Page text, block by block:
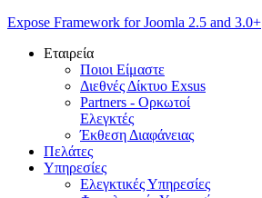
Expose Framework for Joomla 2.5 and 3.0+
Εταιρεία
Ποιοι Είμαστε
Διεθνές Δίκτυο Exsus
Partners - Ορκωτοί
Ελεγκτές
Έκθεση Διαφάνειας
Πελάτες
Υπηρεσίες
Ελεγκτικές Υπηρεσίες